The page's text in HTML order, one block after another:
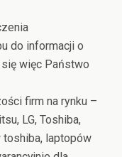
do informacji o
więc Państwo
firm na rynku –
LG, Toshiba,
toshiba, laptopów